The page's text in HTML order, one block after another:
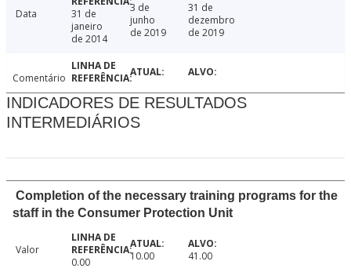
Data
31 de
janeiro
de 2014
3 de
junho
de 2019
31 de
dezembro
de 2019
Comentário
INDICADORES DE RESULTADOS
INTERMEDIÁRIOS
Completion of the necessary training programs for the
staff in the Consumer Protection Unit
Valor
0.00
10.00 41.00